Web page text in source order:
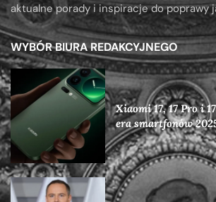
aktualne porady i inspiracje do poprawy
WYBÓR BIURA REDAKCYJNEGO
Xiaomi 17, 17 Pro i
era smartfonów